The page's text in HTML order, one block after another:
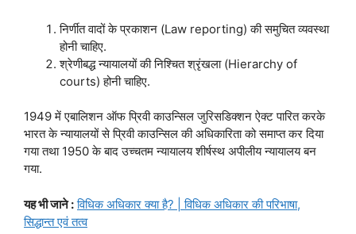
निर्णीत वादों के प्रकाशन (Law reporting) की समुचित व्यवस्था
होनी चाहिए.
श्रेणीबद्ध न्यायालयों की निश्चित श्रृंखला (Hierarchy of
courts) होनी चाहिए.
1949 में एबालिशन ऑफ प्रिवी काउन्सिल जुरिसडिक्शन ऐक्ट पारित करके
भारत के न्यायालयों से प्रिवी काउन्सिल की अधिकारिता को समाप्त कर दिया
गया तथा 1950 के बाद उच्चतम न्यायालय शीर्षस्थ अपीलीय न्यायालय बन
गया.
यह भी जाने : विधिक अधिकार क्या है? | विधिक अधिकार की परिभाषा,
सिद्धान्त एवं तत्व